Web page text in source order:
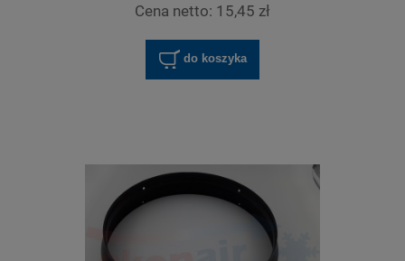
Cena netto: 15,45 zł
do koszyka